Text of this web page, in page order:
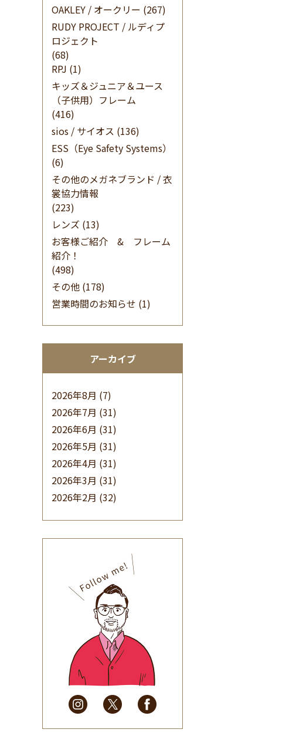
OAKLEY / オークリー (267)
RUDY PROJECT / ルディプ
ロジェクト
(68)
RPJ (1)
キッズ＆ジュニア＆ユース
（子供用）フレーム
(416)
sios / サイオス (136)
ESS（Eye Safety Systems）
(6)
その他のメガネブランド / 衣
裳協力情報
(223)
レンズ (13)
お客様ご紹介 & フレーム
紹介！
(498)
その他 (178)
営業時間のお知らせ (1)
アーカイブ
2026年8月 (7)
2026年7月 (31)
2026年6月 (31)
2026年5月 (31)
2026年4月 (31)
2026年3月 (31)
2026年2月 (32)
(32)
2025年9月(30)
2025年8月(31)
2025年7月(37)
2025年6月(48)
2025年5月
(41)
2025年4月
(32)
2025年3月(31)
2025年2月
(28)
2025年1月
(34)